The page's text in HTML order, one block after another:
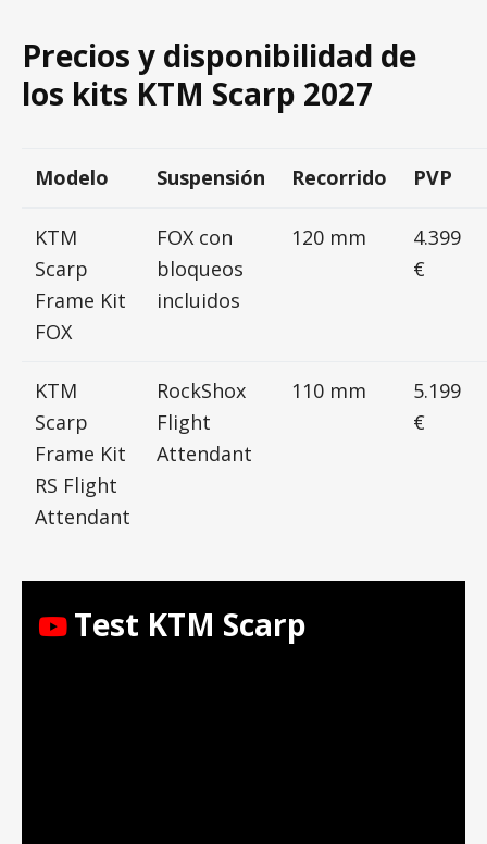
Precios y disponibilidad de
los kits KTM Scarp 2027
Modelo Suspensión Recorrido PVP
KTM
Scarp
Frame Kit
FOX
FOX con
bloqueos
incluidos
120 mm
4.399
€
KTM
Scarp
Frame Kit
RS Flight
Attendant
RockShox
Flight
Attendant
110 mm
5.199
€
Test KTM Scarp